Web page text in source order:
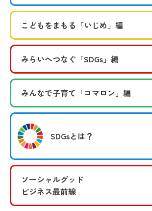
こどもをまもる 「いじめ」編
みらいへつなぐ 「SDGs」編
みんなで子育て 「コマロン」編
SDGsとは？
ソーシャルグッド
ビジネス最前線